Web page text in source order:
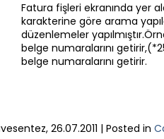
Fatura fişleri ekranında yer
karakterine göre arama
düzenlemeler
belge numaralarını
belge numaralarını getirir.
, 26.07.2011 | Posted in